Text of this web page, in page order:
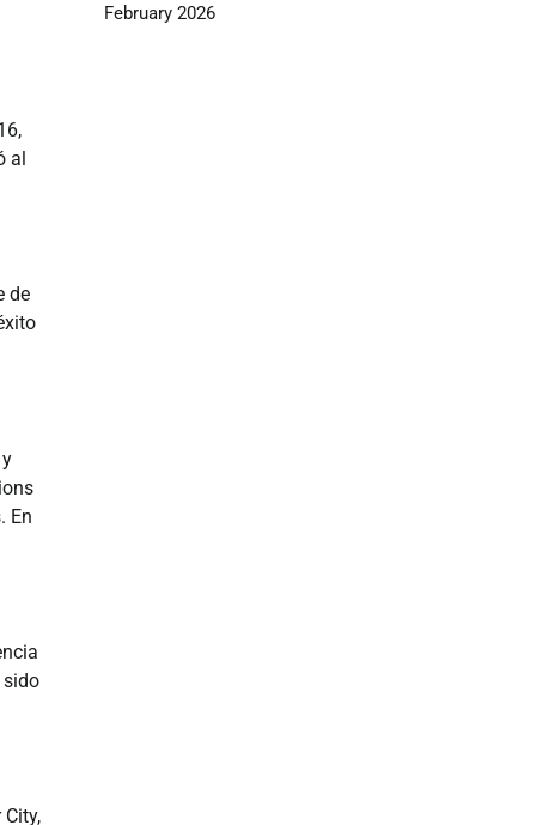
al
de
En
sido
February 2026